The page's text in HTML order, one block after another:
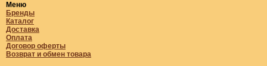
Меню
Бренды
Каталог
Доставка
Оплата
Договор оферты
Возврат и обмен товара